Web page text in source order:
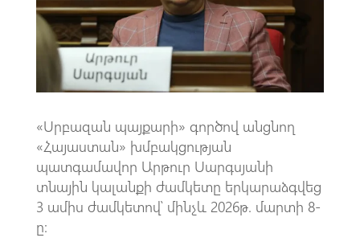
p
«Սրբազան պայքարի» գործով անցնող
«Հայաստան» խմբակցության
պատգամավոր Արթուր Սարգսյանի
տնային կալանքի ժամկետը երկարաձգվեց
3 ամիս ժամկետով՝ մինչև 2026թ. մարտի 8-
ը: